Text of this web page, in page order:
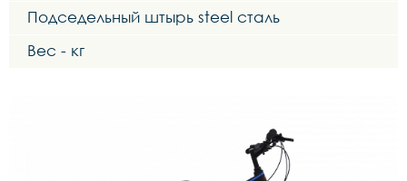
Подседельный штырь steel сталь
Вес - кг